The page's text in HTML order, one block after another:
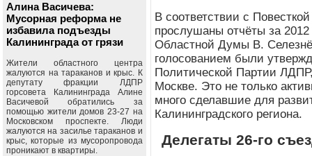
В соответствии с
прослушаны отчёты за
Областной Думы В.
голосованием были
Политической Партии
Москве. Это не только
много сделавшие для
Калининградского региона.
Делегаты 26-го
Алина Васичева:
Мусорная реформа не
избавила подъезды
Калининграда от грязи
Жители областного центра
жалуются на тараканов и крыс. К
депутату фракции ЛДПР
горсовета Калининграда Алине
Васичевой обратились за
помощью жители домов 23-27 на
Московском проспекте. Люди
жалуются на засилье тараканов и
крыс, которые из мусоропровода
проникают в квартиры.